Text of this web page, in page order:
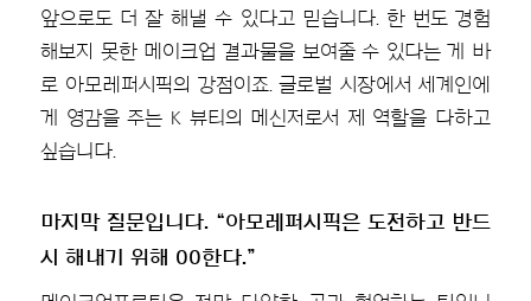
앞으로도 더 잘 해낼 수 있다고 믿습니다. 한 번도 경험
해보지 못한 메이크업 결과물을 보여줄 수 있다는 게 바
로 아모레퍼시픽의 강점이죠. 글로벌 시장에서 세계인에
게 영감을 주는 K 뷰티의 메신저로서 제 역할을 다하고
싶습니다.
마지막 질문입니다. “아모레퍼시픽은 도전하고 반드
시 해내기 위해 00한다.”